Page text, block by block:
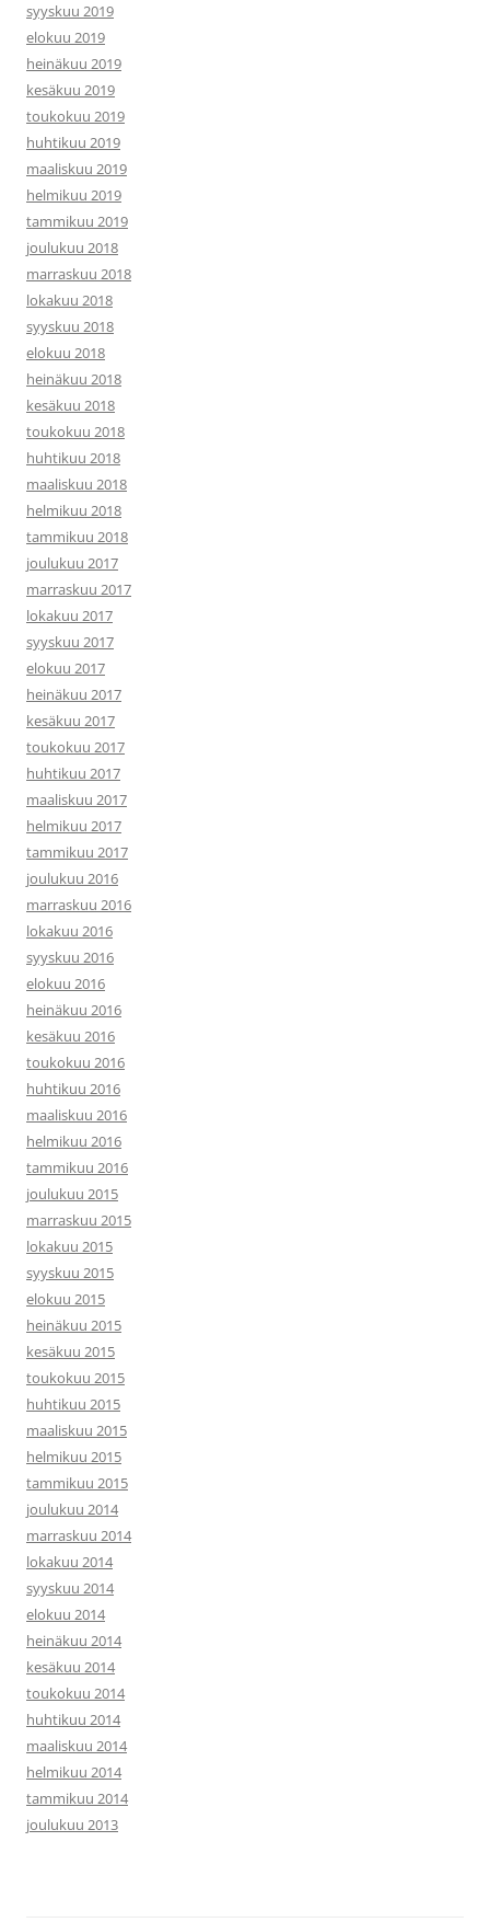
syyskuu 2019
elokuu 2019
heinäkuu 2019
kesäkuu 2019
toukokuu 2019
huhtikuu 2019
maaliskuu 2019
helmikuu 2019
tammikuu 2019
joulukuu 2018
marraskuu 2018
lokakuu 2018
syyskuu 2018
elokuu 2018
heinäkuu 2018
kesäkuu 2018
toukokuu 2018
huhtikuu 2018
maaliskuu 2018
helmikuu 2018
tammikuu 2018
joulukuu 2017
marraskuu 2017
lokakuu 2017
syyskuu 2017
elokuu 2017
heinäkuu 2017
kesäkuu 2017
toukokuu 2017
huhtikuu 2017
maaliskuu 2017
helmikuu 2017
tammikuu 2017
joulukuu 2016
marraskuu 2016
lokakuu 2016
syyskuu 2016
elokuu 2016
heinäkuu 2016
kesäkuu 2016
toukokuu 2016
huhtikuu 2016
maaliskuu 2016
helmikuu 2016
tammikuu 2016
joulukuu 2015
marraskuu 2015
lokakuu 2015
syyskuu 2015
elokuu 2015
heinäkuu 2015
kesäkuu 2015
toukokuu 2015
huhtikuu 2015
maaliskuu 2015
helmikuu 2015
tammikuu 2015
joulukuu 2014
marraskuu 2014
lokakuu 2014
syyskuu 2014
elokuu 2014
heinäkuu 2014
kesäkuu 2014
toukokuu 2014
huhtikuu 2014
maaliskuu 2014
helmikuu 2014
tammikuu 2014
joulukuu 2013